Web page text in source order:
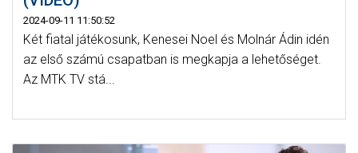
2024-09-11 11:50:52
Két fiatal játékosunk, Kenesei Noel és Molnár Ádin idén
az első számú csapatban is megkapja a lehetőséget.
Az MTK TV stá...